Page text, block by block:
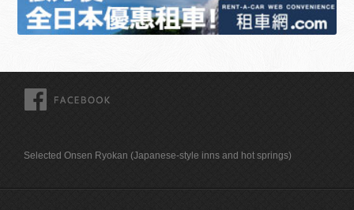
Selected Onsen Ryokan (Japanese-style inns and hot springs)